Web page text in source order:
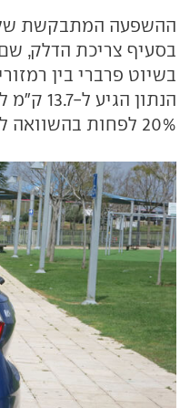
ההשפעה המתבקשת של
בשיוט פרברי בין
הנתון
20% לפחות בהשוואה לדור הקודם.